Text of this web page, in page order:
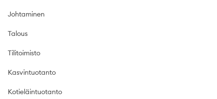
Johtaminen
Talous
Tilitoimisto
Kasvintuotanto
Kotieläintuotanto